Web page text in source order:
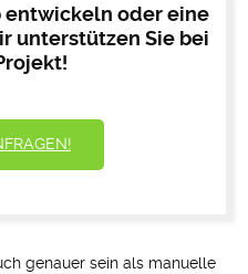
entwickeln oder eine
unterstützen Sie bei
genauer sein als manuelle